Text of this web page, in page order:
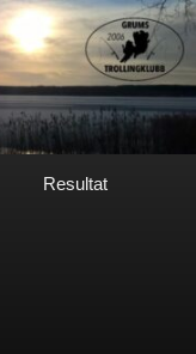
Resultat